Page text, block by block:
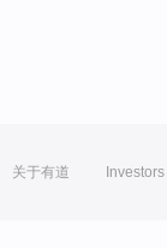
关于有道 Investors